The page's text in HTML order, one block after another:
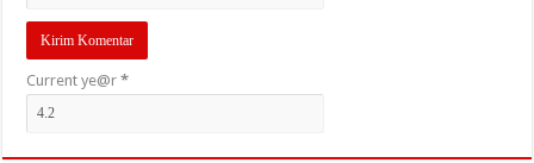
Current ye@r*